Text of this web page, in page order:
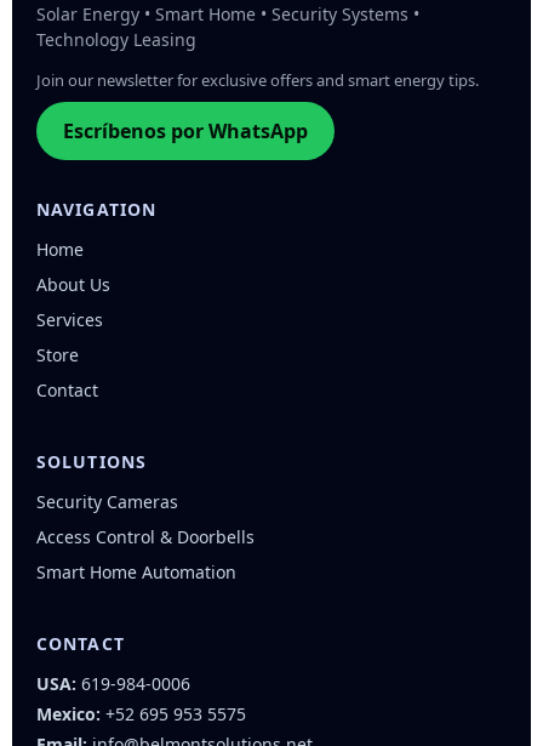
Solar Energy • Smart Home • Security Systems •
Technology Leasing
Join our newsletter for exclusive offers and smart energy tips.
Escríbenos por WhatsApp
NAVIGATION
Home
About Us
Services
Store
Contact
SOLUTIONS
Security Cameras
Access Control & Doorbells
Smart Home Automation
CONTACT
USA: 619-984-0006
Mexico: +52 695 953 5575